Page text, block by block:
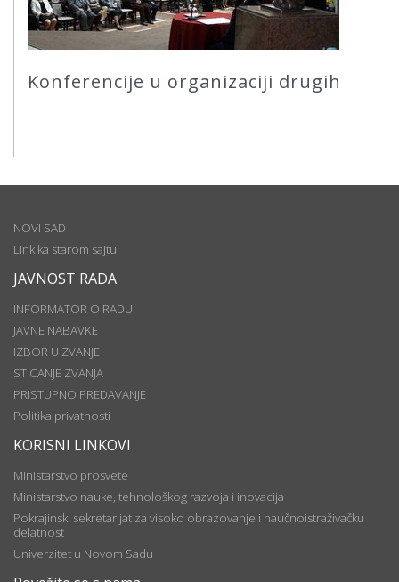
Konferencije u organizaciji drugih
NOVI SAD
Link ka starom sajtu
JAVNOST RADA
INFORMATOR O RADU
JAVNE NABAVKE
IZBOR U ZVANJE
STICANJE ZVANJA
PRISTUPNO PREDAVANJE
Politika privatnosti
KORISNI LINKOVI
Ministarstvo prosvete
Ministarstvo nauke, tehnološkog razvoja i inovacija
Pokrajinski sekretarijat za visoko obrazovanje i naučnoistraživačku
delatnost
Univerzitet u Novom Sadu